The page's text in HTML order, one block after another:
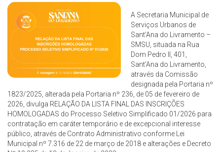
A Secretaria Municipal de
Serviços Urbanos de
Sant’Ana do Livramento –
SMSU, situada na Rua
Dom Pedro II, 401,
Sant’Ana do Livramento,
através da Comissão
designada pela Portaria nº
1823/2025, alterada pela Portaria nº 236, de 05 de fevereiro de
2026, divulga RELAÇÃO DA LISTA FINAL DAS INSCRIÇÕES
HOMOLOGADAS do Processo Seletivo Simplificado 01/2026 para
contratação em caráter temporário e de excepcional interesse
público, através de Contrato Administrativo conforme Lei
Municipal nº 7.316 de 22 de março de 2018 e alterações e Decreto